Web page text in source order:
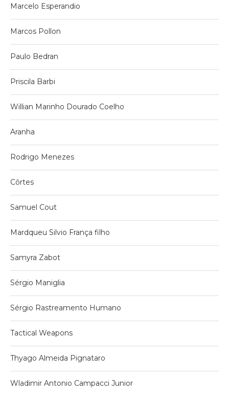
Marcelo Esperandio
Marcos Pollon
Paulo Bedran
Priscila Barbi
Willian Marinho Dourado Coelho
Aranha
Rodrigo Menezes
Côrtes
Samuel Cout
Mardqueu Silvio França filho
Samyra Zabot
Sérgio Maniglia
Sérgio Rastreamento Humano
Tactical Weapons
Thyago Almeida Pignataro
Wladimir Antonio Campacci Junior